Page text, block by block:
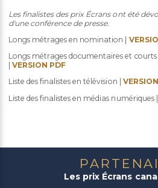
Les finalistes des prix Écrans ont été
d'une conférence de presse.
Longs métrages en nomination |
Longs métrages documentaires et
|VERSION PDF
Liste des finalistes en télévision |
Liste des finalistes en médias numériques |
Les prix Écrans